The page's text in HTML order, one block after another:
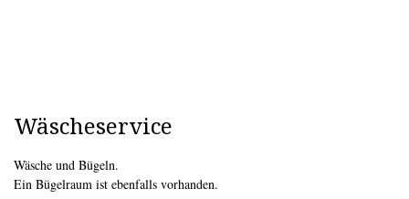
Wäscheservice
Wäsche und Bügeln.
Ein Bügelraum ist ebenfalls vorhanden.